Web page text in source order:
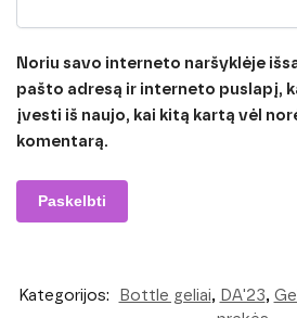
Noriu savo interneto naršyklėje
pašto adresą ir interneto puslapį,
įvesti iš naujo, kai kitą kartą vėl
komentarą.
Kategorijos: Bottle geliai, DA'23,